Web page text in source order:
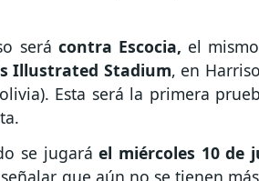
será contra Escocia, el
Illustrated Stadium, en
Esta será la primera
se jugaráel miércoles 10 de
que aún no se tienen